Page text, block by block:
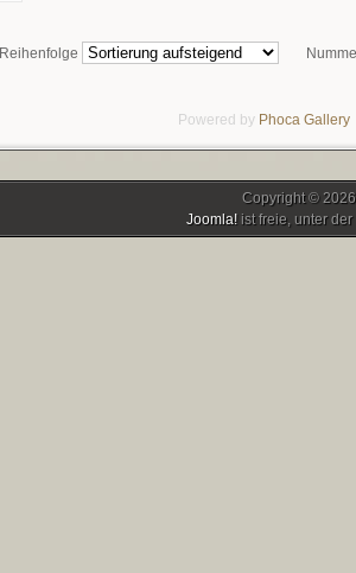
Reihenfolge
Powered by Phoca Gallery
Copyright ©
Joomla! ist freie, unter der